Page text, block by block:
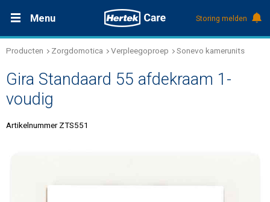
Menu
Nieuws
Referenties
Over Hertek
Storing melden
Productdocumentatie (DMS)
+31 (0)495 584111
Producten Zorgdomotica Verpleegoproep Sonevo kamerunits
Gira Standaard 55 afdekraam 1-
voudig
Artikelnummer ZTS551